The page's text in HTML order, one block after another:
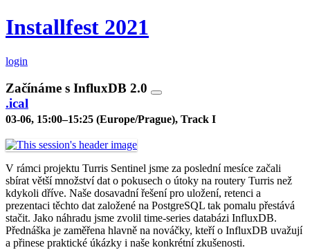
Installfest 2021
login
Začínáme s InfluxDB 2.0
.ical
03-06, 15:00–15:25 (Europe/Prague), Track I
V rámci projektu Turris Sentinel jsme za poslední mesíce začali
sbírat větší množství dat o pokusech o útoky na routery Turris než
kdykoli dříve. Naše dosavadní řešení pro uložení, retenci a
prezentaci těchto dat založené na PostgreSQL tak pomalu přestává
stačit. Jako náhradu jsme zvolil time-series databázi InfluxDB.
Přednáška je zaměřena hlavně na nováčky, kteří o InfluxDB uvažují
a přinese praktické úkázky i naše konkrétní zkušenosti.